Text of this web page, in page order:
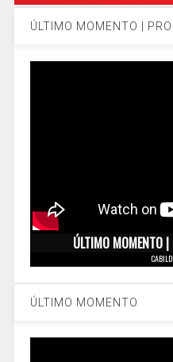
ÚLTIMO MOMENTO |
ÚLTIMO MOMENTO
ÚLTIMO MOMENTO